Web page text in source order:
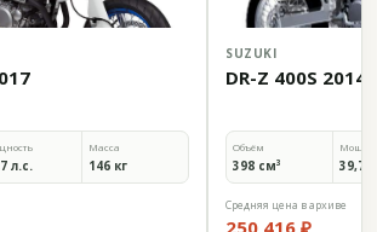
л.с.
Масса
146 кг
SUZUKI
DR-Z 400S 2014
Объём
398 см³ 39,7
Средняя цена в архиве
250 416 ₽